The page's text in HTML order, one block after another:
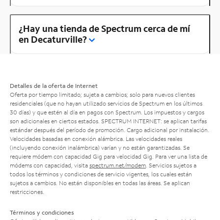
¿Hay una tienda de Spectrum cerca de mí
en Decaturville?
Detalles de la oferta de Internet
Oferta por tiempo limitado; sujeta a cambios; solo para nuevos clientes
residenciales (que no hayan utilizado servicios de Spectrum en los últimos
30 días) y que estén al día en pagos con Spectrum. Los impuestos y cargos
son adicionales en ciertos estados. SPECTRUM INTERNET: se aplican tarifas
estándar después del período de promoción. Cargo adicional por instalación.
Velocidades basadas en conexión alámbrica. Las velocidades reales
(incluyendo conexión inalámbrica) varían y no están garantizadas. Se
requiere módem con capacidad Gig para velocidad Gig. Para ver una lista de
módems con capacidad, visita spectrum.net/modem . Servicios sujetos a
todos los términos y condiciones de servicio vigentes, los cuales están
sujetos a cambios. No están disponibles en todas las áreas. Se aplican
restricciones.
Términos y condiciones